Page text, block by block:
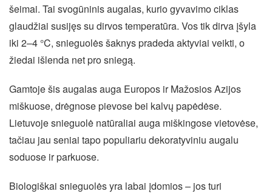
šeimai. Tai svogūninis augalas, kurio gyvavimo ciklas
glaudžiai susijęs su dirvos temperatūra. Vos tik dirva įšyla
iki 2–4 °C, snieguolės šaknys pradeda aktyviai veikti, o
žiedai išlenda net pro sniegą.
Gamtoje šis augalas auga Europos ir Mažosios Azijos
miškuose, drėgnose pievose bei kalvų papėdėse.
Lietuvoje snieguolė natūraliai auga miškingose vietovėse,
tačiau jau seniai tapo populiariu dekoratyviniu augalu
soduose ir parkuose.
Biologiškai snieguolės yra labai įdomios – jos turi